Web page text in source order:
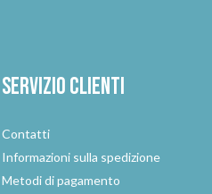
Servizio clienti
Contatti
Informazioni sulla spedizione
Metodi di pagamento